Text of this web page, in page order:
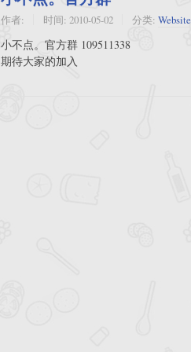
作者: 时间: 2010-05-02 分类: Website
小不点。官方群 109511338
期待大家的加入